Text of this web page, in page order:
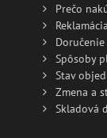
Prečo
Spôsoby
Stav
Zmena a
Skladová